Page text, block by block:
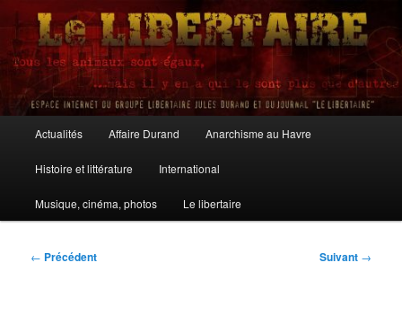
Aller
contenu
principalLe Libertaire
principal
Actualités Affaire Durand Anarchisme au Havre
Histoire et littérature International
Musique, cinéma, photos Le libertaire
Navigation
← Précédent Suivant →